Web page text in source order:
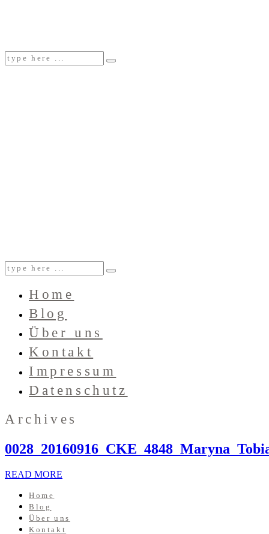
Home
Blog
Über uns
Kontakt
Impressum
Datenschutz
Archives
READ MORE
Home
Blog
Über uns
Kontakt